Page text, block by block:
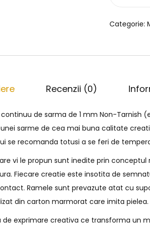
Categorie:
Recenzii (0)
de sarma de 1 mm Non-Tarnish
sarme de cea mai buna calitate
se recomanda totusi a se feri de
vi le propun sunt inedite prin conceptul
Fiecare creatie este insotita de
Ramele sunt prevazute atat cu
din carton marmorat care imita pielea.
exprimare creativa ce transforma un